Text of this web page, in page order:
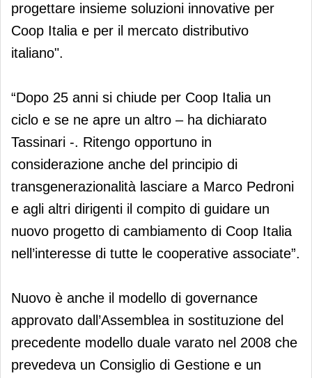
progettare insieme soluzioni innovative per
Coop Italia e per il mercato distributivo
italiano".
“Dopo 25 anni si chiude per Coop Italia un
ciclo e se ne apre un altro – ha dichiarato
Tassinari -. Ritengo opportuno in
considerazione anche del principio di
transgenerazionalità lasciare a Marco Pedroni
e agli altri dirigenti il compito di guidare un
nuovo progetto di cambiamento di Coop Italia
nell’interesse di tutte le cooperative associate”.
Nuovo è anche il modello di governance
approvato dall’Assemblea in sostituzione del
precedente modello duale varato nel 2008 che
prevedeva un Consiglio di Gestione e un